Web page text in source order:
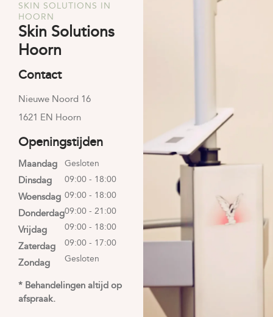
SKIN SOLUTIONS IN
HOORN
Skin Solutions
Hoorn
Contact
Nieuwe Noord 16
1621 EN Hoorn
Openingstijden
Maandag
Dinsdag
Woensdag
Donderdag
Vrijdag
Zaterdag
Zondag
Gesloten
09:00 - 18:00
09:00 - 18:00
09:00 - 21:00
09:00 - 18:00
09:00 - 17:00
Gesloten
* Behandelingen altijd op
afspraak.